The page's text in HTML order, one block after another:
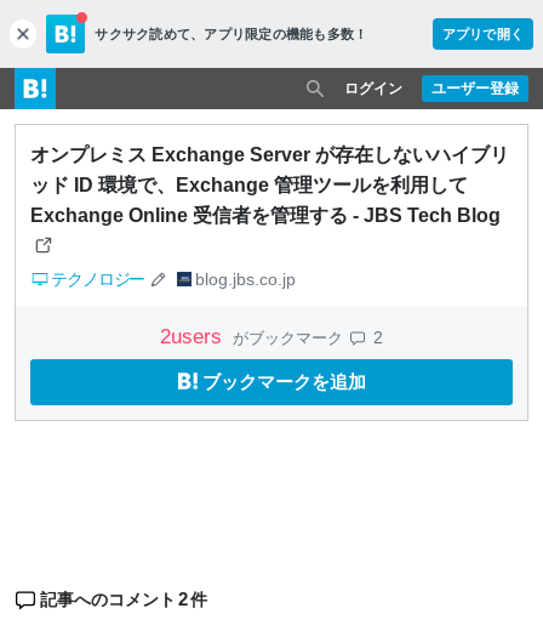
c
l
o
s
e
サクサク読めて、 アプリ限定の機能も多数！ アプリで開く
ユーザー登録
ログイン
オンプレミス Exchange Server が存在しないハイブリ
ッド ID 環境で、Exchange 管理ツールを利用して
Exchange Online 受信者を管理する - JBS Tech Blog
テクノロジー blog.jbs.co.jp
2users がブックマーク 2
ブックマークを追加
記事へのコメント 2件